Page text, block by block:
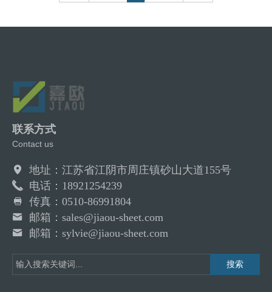
联系方式
Contact us
地址：江苏省江阴市周庄镇砂山大道155号
电话：18921254239
传真：0510-86991804
邮箱：sales@jiaou-sheet.com
邮箱：sylvie@jiaou-sheet.com